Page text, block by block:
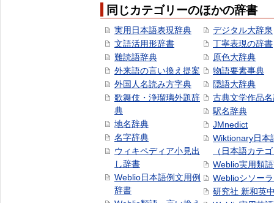
同じカテゴリーのほかの辞書
実用日本語表現辞典
文語活用形辞書
難読語辞典
外来語の言い換え提案
外国人名読み方字典
歌舞伎・浄瑠璃外題辞
典
地名辞典
名字辞典
ウィキペディア小見出
し辞書
Weblio日本語例文用例
辞書
デジタル大辞泉
丁寧表現の辞書
原色大辞典
物語要素事典
隠語大辞典
古典文学作品
駅名辞典
JMnedict
Wiktionary日本
（日本語カテ
Weblio実用類
Weblioシソー
研究社 新和英